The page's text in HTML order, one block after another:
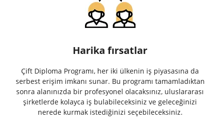
Harika fırsatlar
Çift Diploma Programı, her iki ülkenin iş piyasasına da
serbest erişim imkanı sunar. Bu programı tamamladıktan
sonra alanınızda bir profesyonel olacaksınız, uluslararası
şirketlerde kolayca iş bulabileceksiniz ve geleceğinizi
nerede kurmak istediğinizi seçebileceksiniz.